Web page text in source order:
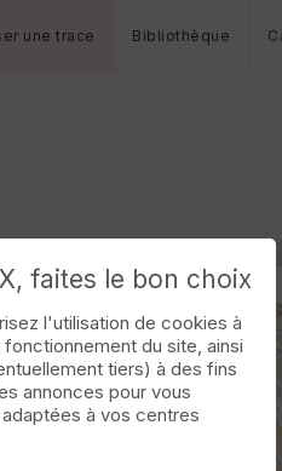
une trace Bibliothèque
faites le bon choix
l'utilisation de cookies à
du site, ainsi
tiers) à des fins
annonces pour vous
à vos centres